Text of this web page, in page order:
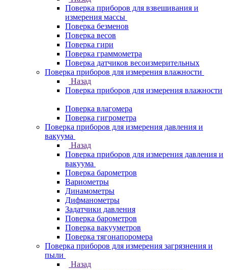
Поверка приборов для взвешивания и
измерения массы
Поверка безменов
Поверка весов
Поверка гири
Поверка граммометра
Поверка датчиков весоизмерительных
Поверка приборов для измерения влажности
Назад
Поверка приборов для измерения влажности
Поверка влагомера
Поверка гигрометра
Поверка приборов для измерения давления и
вакуума
Назад
Поверка приборов для измерения давления и
вакуума
Поверка барометров
Вариометры
Динамометры
Дифманометры
Задатчики давления
Поверка барометров
Поверка вакууметров
Поверка тягонапоромера
Поверка приборов для измерения загрязнения и
пыли
Назад